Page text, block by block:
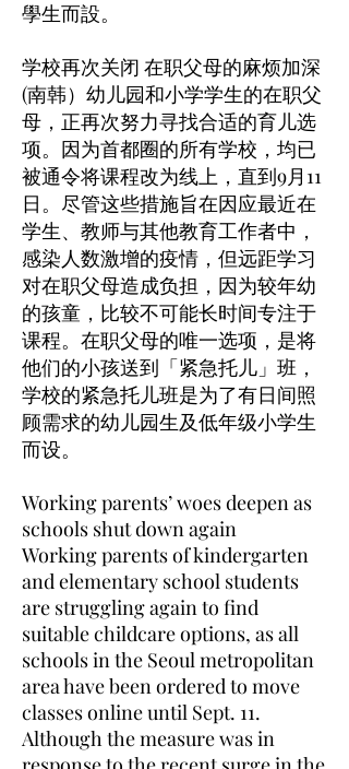
學生而設。
学校再次关闭 在职父母的麻烦加深
(南韩）幼儿园和小学学生的在职父
母，正再次努力寻找合适的育儿选
项。因为首都圈的所有学校，均已
被通令将课程改为线上，直到9月11
日。尽管这些措施旨在因应最近在
学生、教师与其他教育工作者中，
感染人数激增的疫情，但远距学习
对在职父母造成负担，因为较年幼
的孩童，比较不可能长时间专注于
课程。在职父母的唯一选项，是将
他们的小孩送到「紧急托儿」班，
学校的紧急托儿班是为了有日间照
顾需求的幼儿园生及低年级小学生
而设。
Working parents’ woes deepen as
schools shut down again
Working parents of kindergarten
and elementary school students
are struggling again to find
suitable childcare options, as all
schools in the Seoul metropolitan
area have been ordered to move
classes online until Sept. 11.
Although the measure was in